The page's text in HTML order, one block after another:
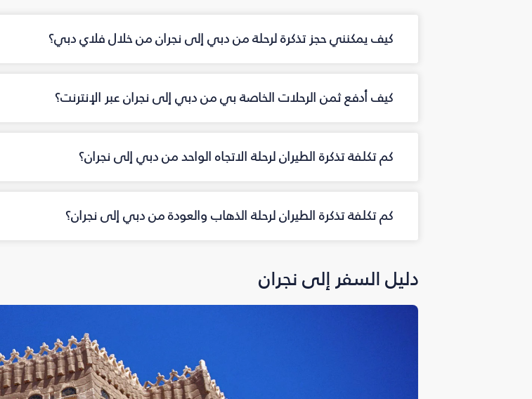
كيف يمكنني حجز تذكرة لرحلة من دبي إلى نجران‎ من خلال فلاي دبي؟
كيف أدفع ثمن الرحلات الخاصة بي من دبي إلى نجران‎ عبر الإنترنت؟
كم تكلفة تذكرة الطيران لرحلة الاتجاه الواحد من دبي إلى نجران‎؟
كم تكلفة تذكرة الطيران لرحلة الذهاب والعودة من دبي إلى نجران‎؟
دليل السفر إلى نجران‎